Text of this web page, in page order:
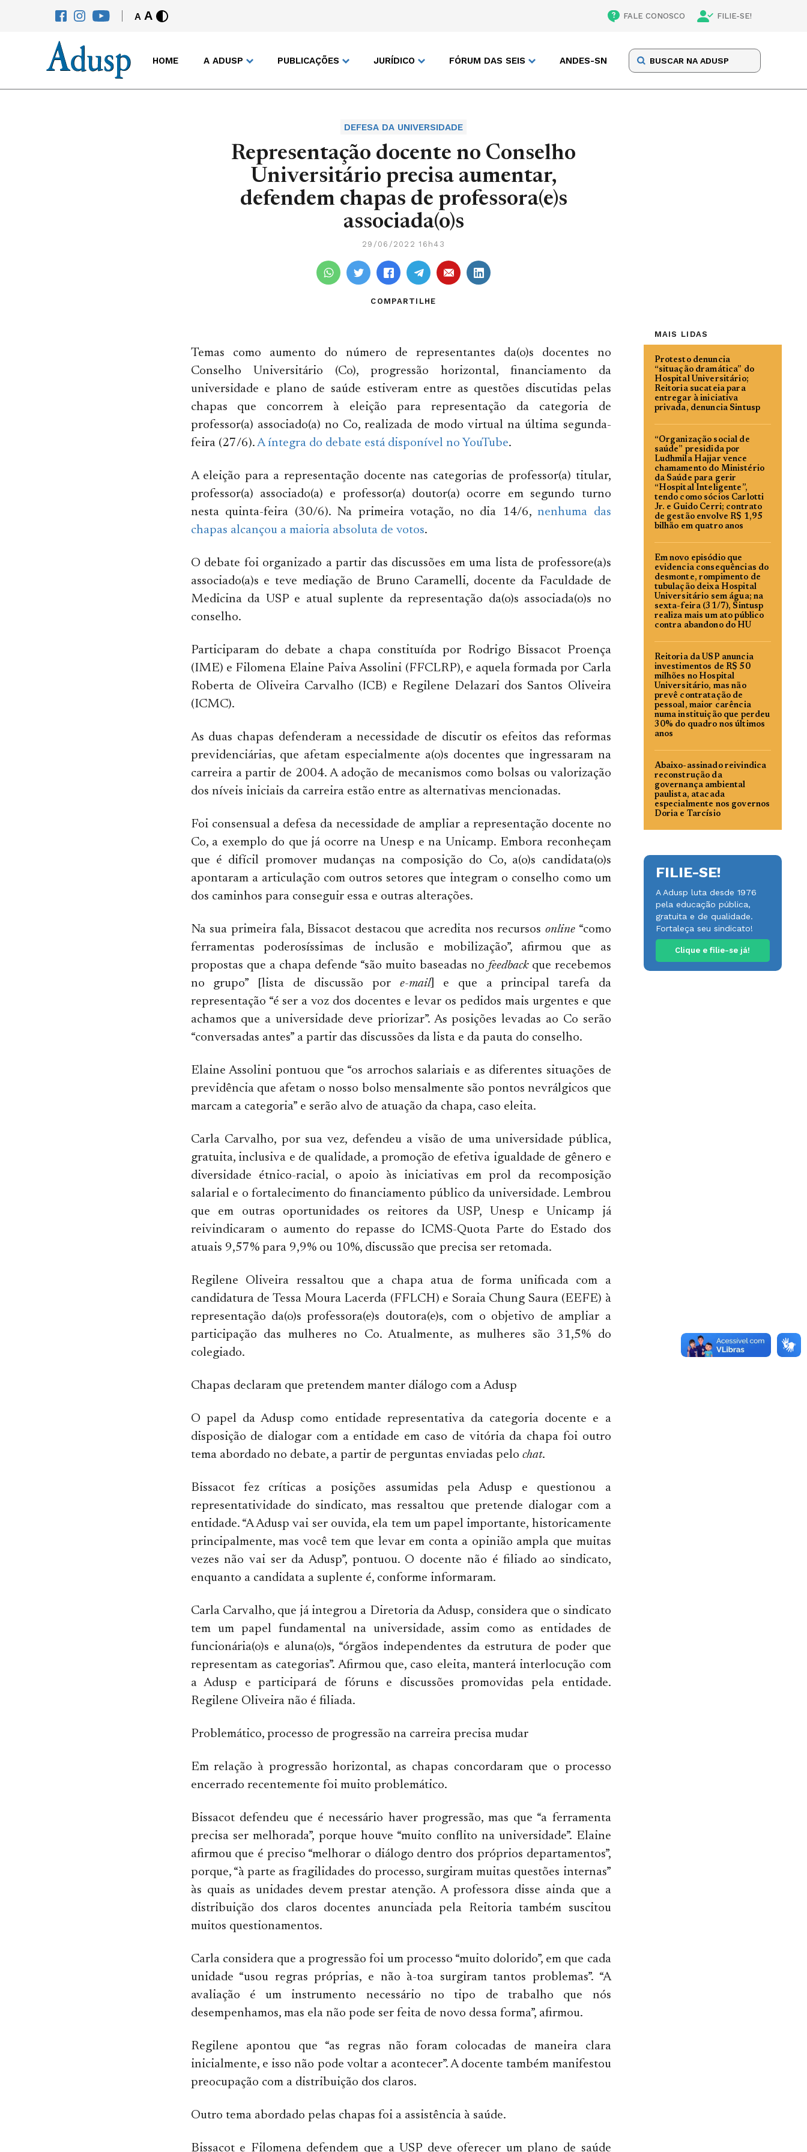
A A FALE CONOSCO FILIE-SE!
HOME A ADUSP PUBLICAÇÕES JURÍDICO FÓRUM DAS SEIS ANDES-SN
DEFESA DA UNIVERSIDADE
Representação docente no Conselho
Universitário precisa aumentar,
defendem chapas de professora(e)s
associada(o)s
29/06/2022 16h43
COMPARTILHE
Temas como aumento do número de representantes da(o)s docentes no
Conselho Universitário (Co), progressão horizontal, financiamento da
universidade e plano de saúde estiveram entre as questões discutidas pelas
chapas que concorrem à eleição para representação da categoria de
professor(a) associado(a) no Co, realizada de modo virtual na última segunda-
feira (27/6).A íntegra do debate está disponível no YouTube.
A eleição para a representação docente nas categorias de professor(a) titular,
professor(a) associado(a) e professor(a) doutor(a) ocorre em segundo turno
nesta quinta-feira (30/6). Na primeira votação, no dia 14/6,nenhuma das
chapas alcançou a maioria absoluta de votos.
O debate foi organizado a partir das discussões em uma lista de professore(a)s
associado(a)s e teve mediação de Bruno Caramelli, docente da Faculdade de
Medicina da USP e atual suplente da representação da(o)s associada(o)s no
conselho.
Participaram do debate a chapa constituída por Rodrigo Bissacot Proença
(IME) e Filomena Elaine Paiva Assolini (FFCLRP), e aquela formada por Carla
Roberta de Oliveira Carvalho (ICB) e Regilene Delazari dos Santos Oliveira
(ICMC).
As duas chapas defenderam a necessidade de discutir os efeitos das reformas
previdenciárias, que afetam especialmente a(o)s docentes que ingressaram na
carreira a partir de 2004. A adoção de mecanismos como bolsas ou valorização
dos níveis iniciais da carreira estão entre as alternativas mencionadas.
Foi consensual a defesa da necessidade de ampliar a representação docente no
Co, a exemplo do que já ocorre na Unesp e na Unicamp. Embora reconheçam
que é difícil promover mudanças na composição do Co, a(o)s candidata(o)s
apontaram a articulação com outros setores que integram o conselho como um
dos caminhos para conseguir essa e outras alterações.
Na sua primeira fala, Bissacot destacou que acredita nos recursos online“como
ferramentas poderosíssimas de inclusão e mobilização”, afirmou que as
propostas que a chapa defende “são muito baseadas no feedbackque recebemos
no grupo” [lista de discussão por e-mail] e que a principal tarefa da
representação “é ser a voz dos docentes e levar os pedidos mais urgentes e que
achamos que a universidade deve priorizar”. As posições levadas ao Co serão
“conversadas antes” a partir das discussões da lista e da pauta do conselho.
Elaine Assolini pontuou que “os arrochos salariais e as diferentes situações de
previdência que afetam o nosso bolso mensalmente são pontos nevrálgicos que
marcam a categoria” e serão alvo de atuação da chapa, caso eleita.
Carla Carvalho, por sua vez, defendeu a visão de uma universidade pública,
gratuita, inclusiva e de qualidade, a promoção de efetiva igualdade de gênero e
diversidade étnico-racial, o apoio às iniciativas em prol da recomposição
salarial e o fortalecimento do financiamento público da universidade. Lembrou
que em outras oportunidades os reitores da USP, Unesp e Unicamp já
reivindicaram o aumento do repasse do ICMS-Quota Parte do Estado dos
atuais 9,57% para 9,9% ou 10%, discussão que precisa ser retomada.
Regilene Oliveira ressaltou que a chapa atua de forma unificada com a
candidatura de Tessa Moura Lacerda (FFLCH) e Soraia Chung Saura (EEFE) à
representação da(o)s professora(e)s doutora(e)s, com o objetivo de ampliar a
participação das mulheres no Co. Atualmente, as mulheres são 31,5% do
colegiado.
Chapas declaram que pretendem manter diálogo com a Adusp
O papel da Adusp como entidade representativa da categoria docente e a
disposição de dialogar com a entidade em caso de vitória da chapa foi outro
tema abordado no debate, a partir de perguntas enviadas pelo chat.
Bissacot fez críticas a posições assumidas pela Adusp e questionou a
representatividade do sindicato, mas ressaltou que pretende dialogar com a
entidade. “A Adusp vai ser ouvida, ela tem um papel importante, historicamente
principalmente, mas você tem que levar em conta a opinião ampla que muitas
vezes não vai ser da Adusp”, pontuou. O docente não é filiado ao sindicato,
enquanto a candidata a suplente é, conforme informaram.
Carla Carvalho, que já integrou a Diretoria da Adusp, considera que o sindicato
tem um papel fundamental na universidade, assim como as entidades de
funcionária(o)s e aluna(o)s, “órgãos independentes da estrutura de poder que
representam as categorias”. Afirmou que, caso eleita, manterá interlocução com
a Adusp e participará de fóruns e discussões promovidas pela entidade.
Regilene Oliveira não é filiada.
Problemático, processo de progressão na carreira precisa mudar
Em relação à progressão horizontal, as chapas concordaram que o processo
encerrado recentemente foi muito problemático.
Bissacot defendeu que é necessário haver progressão, mas que “a ferramenta
precisa ser melhorada”, porque houve “muito conflito na universidade”. Elaine
afirmou que é preciso “melhorar o diálogo dentro dos próprios departamentos”,
porque, “à parte as fragilidades do processo, surgiram muitas questões internas”
às quais as unidades devem prestar atenção. A professora disse ainda que a
distribuição dos claros docentes anunciada pela Reitoria também suscitou
muitos questionamentos.
Carla considera que a progressão foi um processo “muito dolorido”, em que cada
unidade “usou regras próprias, e não à-toa surgiram tantos problemas”. “A
avaliação é um instrumento necessário no tipo de trabalho que nós
desempenhamos, mas ela não pode ser feita de novo dessa forma”, afirmou.
Regilene apontou que “as regras não foram colocadas de maneira clara
inicialmente, e isso não pode voltar a acontecer”. A docente também manifestou
preocupação com a distribuição dos claros.
Outro tema abordado pelas chapas foi a assistência à saúde.
Bissacot e Filomena defendem que a USP deve oferecer um plano de saúde
MAIS LIDAS
Protesto denuncia
“situação dramática” do
Hospital Universitário;
Reitoria sucateia para
entregar à iniciativa
privada, denuncia Sintusp
“Organização social de
saúde” presidida por
Ludhmila Hajjar vence
chamamento do Ministério
da Saúde para gerir
“Hospital Inteligente”,
tendo como sócios Carlotti
Jr. e Guido Cerri; contrato
de gestão envolve R$ 1,95
bilhão em quatro anos
Em novo episódio que
evidencia consequências do
desmonte, rompimento de
tubulação deixa Hospital
Universitário sem água; na
sexta-feira (31/7), Sintusp
realiza mais um ato público
contra abandono do HU
Reitoria da USP anuncia
investimentos de R$ 50
milhões no Hospital
Universitário, mas não
prevê contratação de
pessoal, maior carência
numa instituição que perdeu
30% do quadro nos últimos
anos
Abaixo-assinado reivindica
reconstrução da
governança ambiental
paulista, atacada
especialmente nos governos
Doria e Tarcísio
FILIE-SE!
A Adusp luta desde 1976
pela educação pública,
gratuita e de qualidade.
Fortaleça seu sindicato!
Clique e filie-se já!